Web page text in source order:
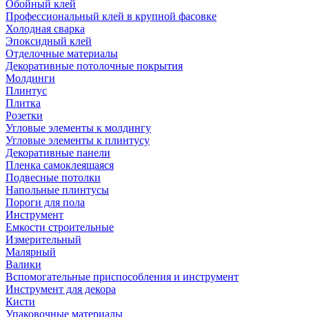
Обойный клей
Профессиональный клей в крупной фасовке
Холодная сварка
Эпоксидный клей
Отделочные материалы
Декоративные потолочные покрытия
Молдинги
Плинтус
Плитка
Розетки
Угловые элементы к молдингу
Угловые элементы к плинтусу
Декоративные панели
Пленка самоклеящаяся
Подвесные потолки
Напольные плинтусы
Пороги для пола
Инструмент
Емкости строительные
Измерительный
Малярный
Валики
Вспомогательные приспособления и инструмент
Инструмент для декора
Кисти
Упаковочные материалы